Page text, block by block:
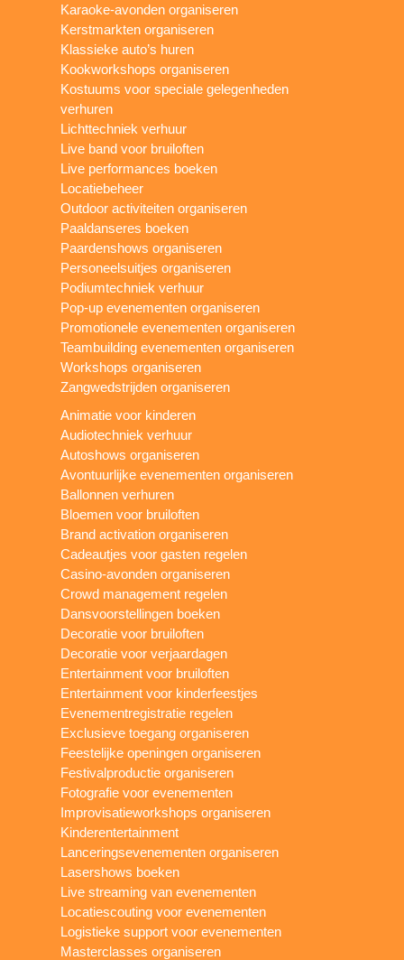
Karaoke-avonden organiseren
Kerstmarkten organiseren
Klassieke auto’s huren
Kookworkshops organiseren
Kostuums voor speciale gelegenheden
verhuren
Lichttechniek verhuur
Live band voor bruiloften
Live performances boeken
Locatiebeheer
Outdoor activiteiten organiseren
Paaldanseres boeken
Paardenshows organiseren
Personeelsuitjes organiseren
Podiumtechniek verhuur
Pop-up evenementen organiseren
Promotionele evenementen organiseren
Teambuilding evenementen organiseren
Workshops organiseren
Zangwedstrijden organiseren
Animatie voor kinderen
Audiotechniek verhuur
Autoshows organiseren
Avontuurlijke evenementen organiseren
Ballonnen verhuren
Bloemen voor bruiloften
Brand activation organiseren
Cadeautjes voor gasten regelen
Casino-avonden organiseren
Crowd management regelen
Dansvoorstellingen boeken
Decoratie voor bruiloften
Decoratie voor verjaardagen
Entertainment voor bruiloften
Entertainment voor kinderfeestjes
Evenementregistratie regelen
Exclusieve toegang organiseren
Feestelijke openingen organiseren
Festivalproductie organiseren
Fotografie voor evenementen
Improvisatieworkshops organiseren
Kinderentertainment
Lanceringsevenementen organiseren
Lasershows boeken
Live streaming van evenementen
Locatiescouting voor evenementen
Logistieke support voor evenementen
Masterclasses organiseren